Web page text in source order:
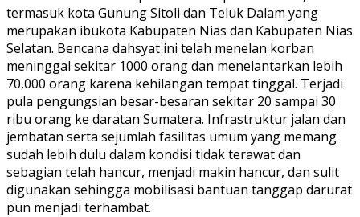
termasuk kota Gunung Sitoli dan Teluk Dalam yang
merupakan ibukota Kabupaten Nias dan Kabupaten Nias
Selatan. Bencana dahsyat ini telah menelan korban
meninggal sekitar 1000 orang dan menelantarkan lebih
70,000 orang karena kehilangan tempat tinggal. Terjadi
pula pengungsian besar-besaran sekitar 20 sampai 30
ribu orang ke daratan Sumatera. Infrastruktur jalan dan
jembatan serta sejumlah fasilitas umum yang memang
sudah lebih dulu dalam kondisi tidak terawat dan
sebagian telah hancur, menjadi makin hancur, dan sulit
digunakan sehingga mobilisasi bantuan tanggap darurat
pun menjadi terhambat.